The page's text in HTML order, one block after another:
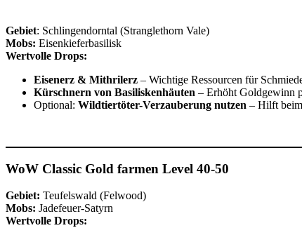
Gebiet: Schlingendorntal (Stranglethorn Vale)
Mobs: Eisenkieferbasilisk
Wertvolle Drops:
Eisenerz & Mithrilerz – Wichtige Ressourcen für
Kürschnern von Basiliskenhäuten – Erhöht Goldgewinn
Optional: Wildtiertöter-Verzauberung nutzen – Hilft
WoW Classic Gold farmen Level 40-50
Gebiet: Teufelswald (Felwood)
Mobs: Jadefeuer-Satyrn
Wertvolle Drops: